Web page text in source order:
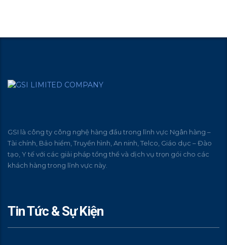
GSI là công ty công nghệ hàng đầu trong lĩnh vực Ngân hàng –
Tài chính, Bảo hiểm, Truyền hình, An ninh, Telco, Giáo dục – Đào
tạo, Y tế với các giải pháp tồng thể và dịch vụ trọn gói cho các
khách hàng trong lĩnh vực này.
Tin Tức & Sự Kiện